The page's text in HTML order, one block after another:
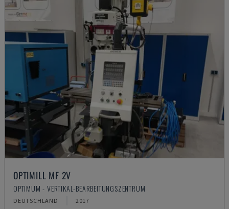
OPTIMILL MF 2V
OPTIMUM - VERTIKAL-BEARBEITUNGSZENTRUM
DEUTSCHLAND 2017